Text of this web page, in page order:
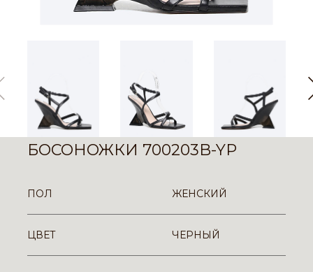
БОСОНОЖКИ 700203B-YP
ПОЛ ЖЕНСКИЙ
ЦВЕТ ЧЕРНЫЙ